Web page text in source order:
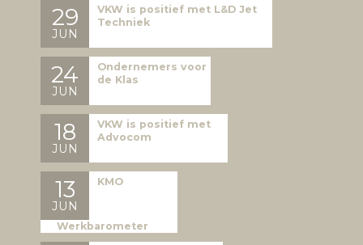
29
JUN
VKW is positief met L&D Jet
Techniek
24
JUN
Ondernemers voor
de Klas
18
JUN
VKW is positief met
Advocom
13
JUN
KMO
Werkbarometer